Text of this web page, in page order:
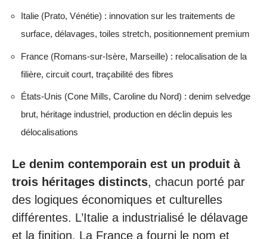
Italie (Prato, Vénétie) : innovation sur les traitements de
surface, délavages, toiles stretch, positionnement premium
France (Romans-sur-Isère, Marseille) : relocalisation de la
filière, circuit court, traçabilité des fibres
États-Unis (Cone Mills, Caroline du Nord) : denim selvedge
brut, héritage industriel, production en déclin depuis les
délocalisations
Le denim contemporain est un produit à
trois héritages distincts, chacun porté par
des logiques économiques et culturelles
différentes. L’Italie a industrialisé le délavage
et la finition. La France a fourni le nom et